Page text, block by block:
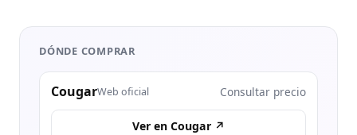
DÓNDE COMPRAR
CougarWeb oficial Consultar precio
Ver en Cougar ↗